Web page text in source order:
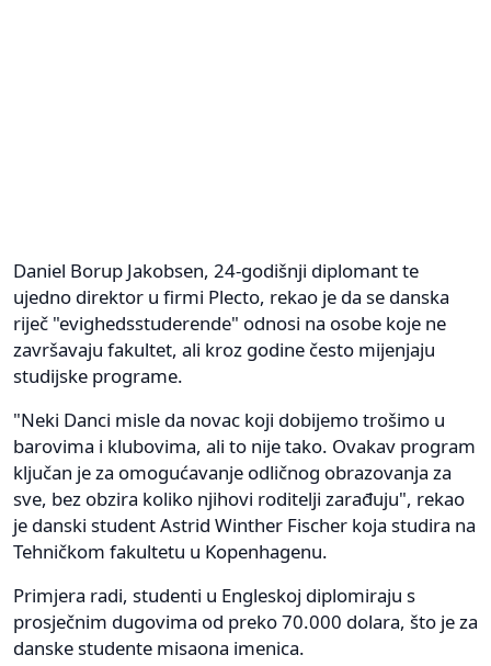
Daniel Borup Jakobsen, 24-godišnji diplomant te
ujedno direktor u firmi Plecto, rekao je da se danska
riječ "evighedsstuderende" odnosi na osobe koje ne
završavaju fakultet, ali kroz godine često mijenjaju
studijske programe.
"Neki Danci misle da novac koji dobijemo trošimo u
barovima i klubovima, ali to nije tako. Ovakav program
ključan je za omogućavanje odličnog obrazovanja za
sve, bez obzira koliko njihovi roditelji zarađuju", rekao
je danski student Astrid Winther Fischer koja studira na
Tehničkom fakultetu u Kopenhagenu.
Primjera radi, studenti u Engleskoj diplomiraju s
prosječnim dugovima od preko 70.000 dolara, što je za
danske studente misaona imenica.